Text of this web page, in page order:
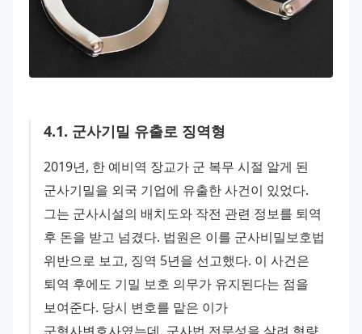
4.1. 군사기밀 유출로 징역형
2019년, 한 예비역 장교가 군 복무 시절 알게 된
군사기밀을 외국 기업에 유출한 사건이 있었다.
그는 군사시설의 배치도와 작전 관련 정보를 퇴역
후 돈을 받고 넘겼다. 법원은 이를 군사비밀보호법
위반으로 보고, 징역 5년을 선고했다. 이 사건은
퇴역 후에도 기밀 보호 의무가 유지된다는 점을
보여준다. 당시 변호를 맡은 이가
군형사변호사였는데, 군사법 전문성을 살려 형량